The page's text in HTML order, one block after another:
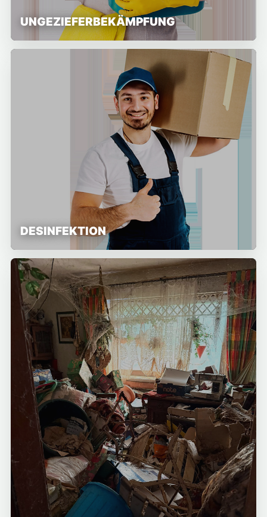
UNGEZIEFERBEKÄMPFUNG
DESINFEKTION